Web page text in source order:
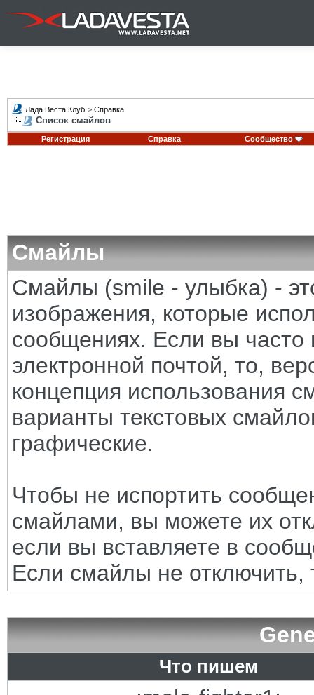
Лада Веста Клуб > Справка
Список смайлов
Регистрация Справка Сообщество
Смайлы
Смайлы (smile - улыбка) -
изображения, которые
сообщениях. Если вы часто
электронной почтой, то,
концепция использования
варианты текстовых
графические.
Чтобы не испортить
смайлами, вы можете их
если вы вставляете в
Если смайлы не отключить,
Что пишем